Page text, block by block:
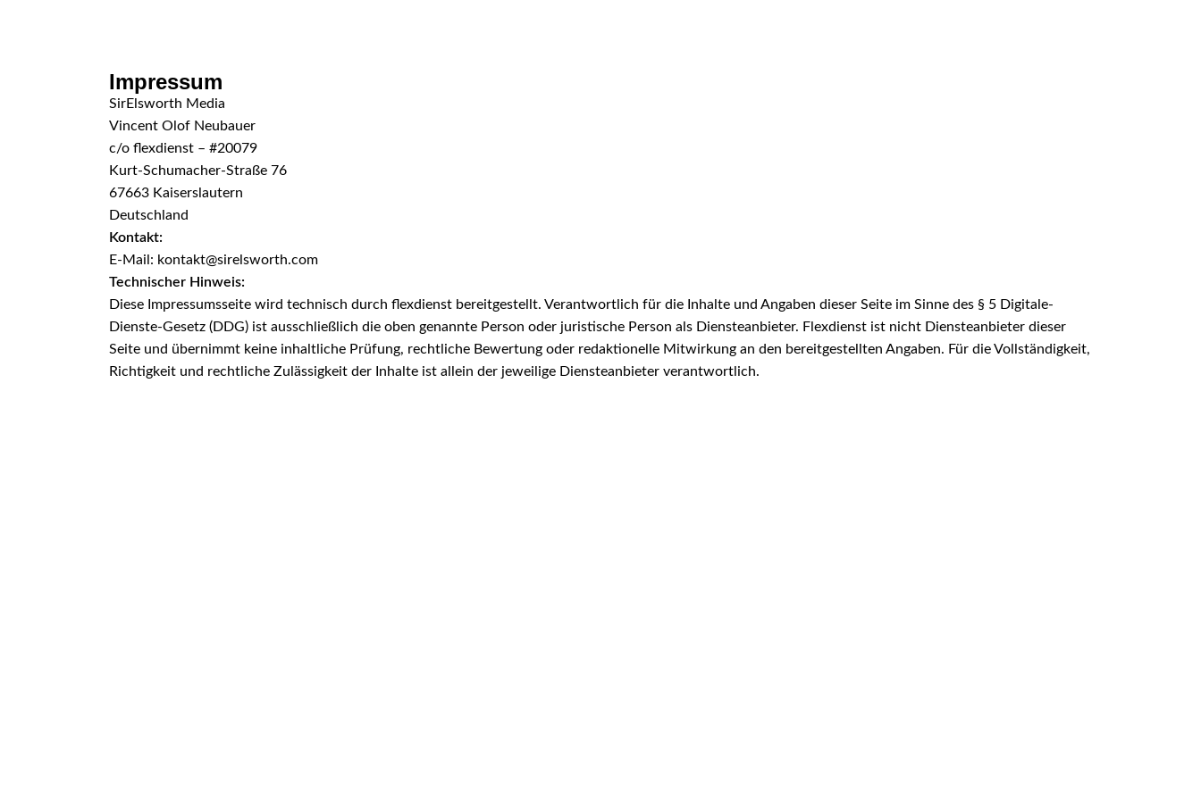
Impressum
SirElsworth Media
Vincent Olof Neubauer
c/o flexdienst – #20079
Kurt-Schumacher-Straße 76
67663 Kaiserslautern
Deutschland
Kontakt:
E-Mail: kontakt@sirelsworth.com
Technischer Hinweis:
Diese Impressumsseite wird technisch durch flexdienst bereitgestellt. Verantwortlich für die Inhalte und Angaben dieser Seite im Sinne des § 5 Digitale-
Dienste-Gesetz (DDG) ist ausschließlich die oben genannte Person oder juristische Person als Diensteanbieter. Flexdienst ist nicht Diensteanbieter dieser
Seite und übernimmt keine inhaltliche Prüfung, rechtliche Bewertung oder redaktionelle Mitwirkung an den bereitgestellten Angaben. Für die Vollständigkeit,
Richtigkeit und rechtliche Zulässigkeit der Inhalte ist allein der jeweilige Diensteanbieter verantwortlich.